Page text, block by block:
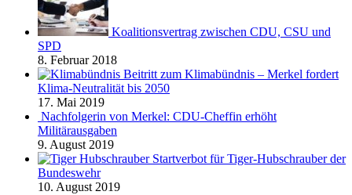
Koalitionsvertrag zwischen CDU, CSU und
SPD
8. Februar 2018
Beitritt zum Klimabündnis – Merkel fordert
Klima-Neutralität bis 2050
17. Mai 2019
Nachfolgerin von Merkel: CDU-Cheffin erhöht
Militärausgaben
9. August 2019
Startverbot für Tiger-Hubschrauber der
Bundeswehr
10. August 2019